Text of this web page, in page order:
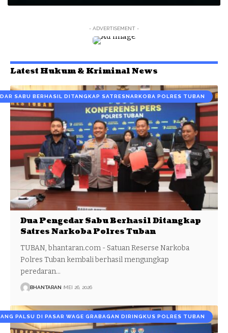
- ADVERTISEMENT -
Latest Hukum & Kriminal News
SABU BERHASIL DITANGKAP SATRESNARKOBA POLRES TUBAN
Dua Pengedar Sabu Berhasil Ditangkap
Satres Narkoba Polres Tuban
TUBAN, bhantaran.com - Satuan Reserse Narkoba
Polres Tuban kembali berhasil mengungkap
peredaran…
BHANTARAN MEI 26, 2026
PALSU DI PASAR WAGE GRABAGAN DIRINGKUS POLRES TUBAN